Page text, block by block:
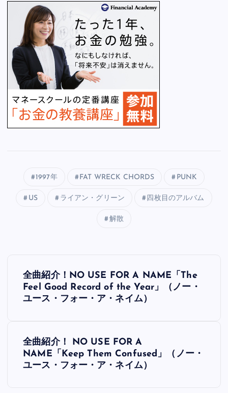
1997年 FAT WRECK CHORDS PUNK
US ライアン・グリーン 四枚目のアルバム
解散
投
稿
ビ
ゲ
全曲紹介！NO USE FOR A NAME「The
Feel Good Record of the Year」（ノー・
ユース・フォー・ア・ネイム）
全曲紹介！ NO USE FOR A
NAME「Keep Them Confused」（ノー・
ユース・フォー・ア・ネイム）